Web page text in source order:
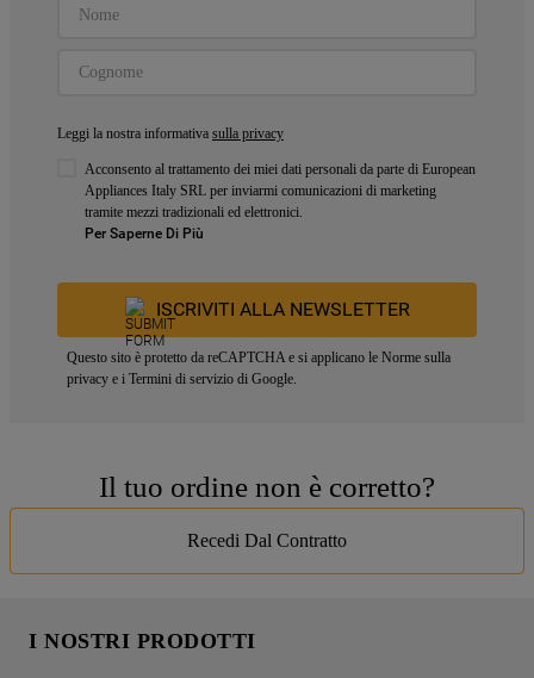
Leggi la nostra informativa sulla privacy
Acconsento al trattamento dei miei dati personali da parte di European
Appliances Italy SRL per inviarmi comunicazioni di marketing
tramite mezzi tradizionali ed elettronici.
Per Saperne Di Più
ISCRIVITI ALLA NEWSLETTER
Questo sito è protetto da reCAPTCHA e si applicano le Norme sulla
privacy e i Termini di servizio di Google.
Il tuo ordine non è corretto?
Recedi Dal Contratto
I NOSTRI PRODOTTI